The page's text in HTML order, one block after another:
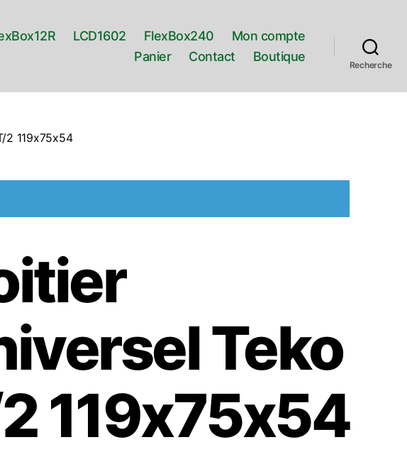
LCD1602 FlexBox240
Mon compte
Panier
Contact Boutique
Recherche
2 119x75x54
Teko
119x75x54